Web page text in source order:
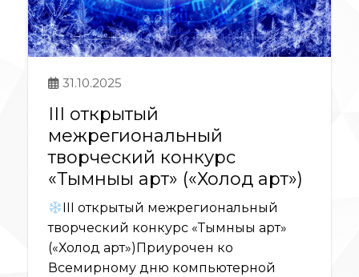
31.10.2025
III открытый
межрегиональный
творческий конкурс
«Тымныы арт» («Холод арт»)
III открытый межрегиональный
творческий конкурс «Тымныы арт»
(«Холод арт»)Приурочен ко
Всемирному дню компьютерной